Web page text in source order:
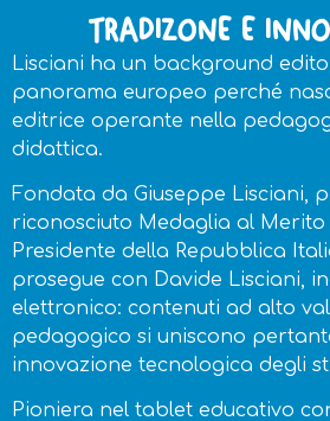
TRADIZONE E
Lisciani ha un background
panorama europeo perché
editrice operante nella
didattica.
Fondata da Giuseppe Lisciani,
riconosciuto Medaglia al Merito
Presidente della Repubblica
prosegue con Davide Lisciani,
elettronico: contenuti ad alto
pedagogico si uniscono
innovazione tecnologica degli
Pioniera nel tablet educativo